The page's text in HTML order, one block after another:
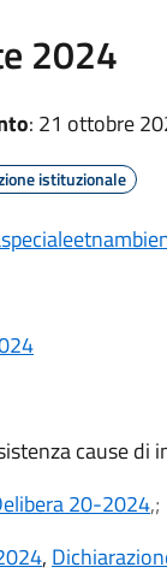
2024
: 21 ottobre
istituzionale
cause di
20-2024,;
,